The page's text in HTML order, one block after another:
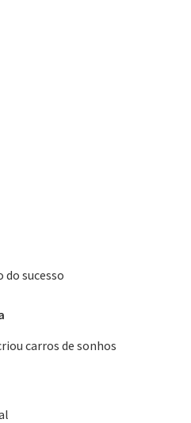
do sucesso
carros de sonhos